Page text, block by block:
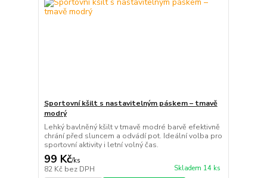
Sportovní kšilt s nastavitelným páskem – tmavě
modrý
Lehký bavlněný kšilt v tmavě modré barvě efektivně
chrání před sluncem a odvádí pot. Ideální volba pro
sportovní aktivity i letní volný čas.
99 Kč/ks
82 Kč bez DPH Skladem 14 ks